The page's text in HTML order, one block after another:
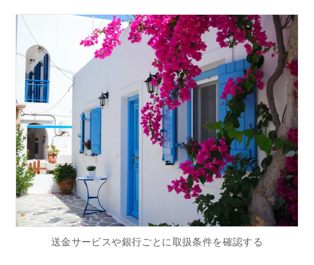
送金サービスや銀行ごとに取扱条件を確認する